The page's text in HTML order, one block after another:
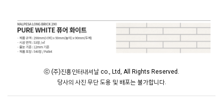
ⓒ (주)진흥인터내셔날 co., Ltd, All Rights Reserved.
당사의 사진 무단 도용 및 배포는 불가합니다.